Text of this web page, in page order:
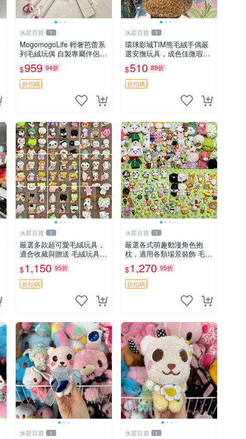
水星百貨 1
MogomogoLife 輕奢芭蕾系
列毛絨玩偶 自製專屬伴侶
帶標牌全新成色 芭蕾系列
毛絨玩偶 安撫玩具 新款上
架
$959 94折
折扣碼
水星百貨 1
環球影城TIM熊毛絨手偶嚴
選安撫玩具，成色佳微瑕
疵，贈小禮物超值優惠 TIM
熊 毛絨手偶 安撫 toy 嚴選
$510 89折
折扣碼
水星百貨 1
嚴選多款超可愛毛絨玩具，
適合收藏與贈送 毛絨玩具、
抱枕、公仔
$1,150 95折
折扣碼
水星百貨 1
嚴選各式萌趣動漫角色抱
枕，適用各類場景裝飾 毛絨
玩具、卡通抱枕、趣味玩偶
$1,270 95折
折扣碼
水星百貨 1 水星百貨 1